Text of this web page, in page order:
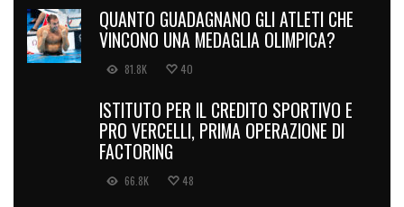
QUANTO GUADAGNANO GLI ATLETI CHE
VINCONO UNA MEDAGLIA OLIMPICA?
81.8K 40
ISTITUTO PER IL CREDITO SPORTIVO E
PRO VERCELLI, PRIMA OPERAZIONE DI
FACTORING
66.8K 48